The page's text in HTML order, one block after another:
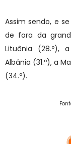
Assim sendo, e
de fora da
Lituânia (28.º),
Albânia (31.º), a
(34.º).